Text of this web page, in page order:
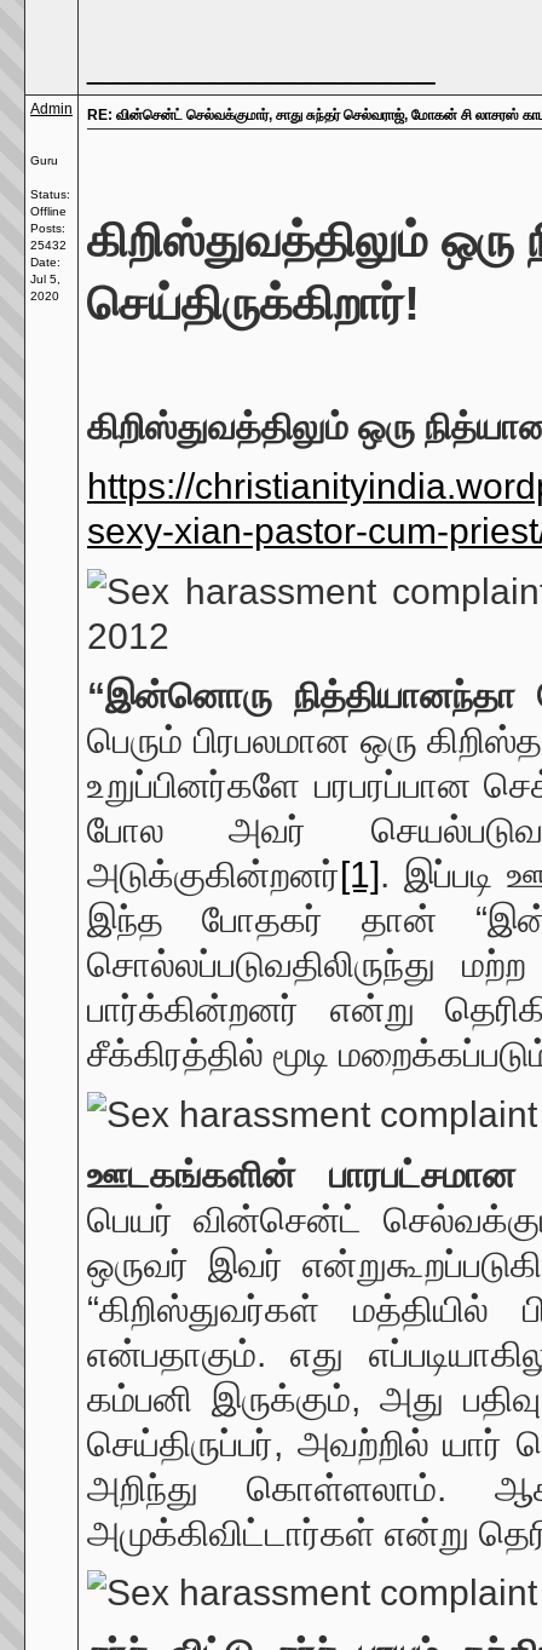
Admin
Guru
Status:
Offline
Posts:
25432
Date:
Jul 5,
2020
RE: வின்சென்ட் செல்வக்குமார், சாது சுந்தர் செல்வராஜ், மோகன் சி லாசரஸ்
கிறிஸ்துவத்திலும்
செய்திருக்கிறார்!
கிறிஸ்துவத்திலும் ஒரு
https://
sexy-xian-pastor-cum-
“இன்னொரு நித்தியானந்தா
பெரும் பிரபலமான ஒரு
உறுப்பினர்களே பரபரப்பான
போல அவர்
அடுக்குகின்றனர்[1]. இப்படி
இந்த போதகர் தான்
சொல்லப்படுவதிலிருந்து
பார்க்கின்றனர் என்று
சீக்கிரத்தில் மூடி
ஊடகங்களின் பாரபட்சமான
பெயர் வின்சென்ட்
ஒருவர் இவர்
“கிறிஸ்துவர்கள்
என்பதாகும். எது
கம்பனி இருக்கும், அது
செய்திருப்பர், அவற்றில்
அறிந்து கொள்ளலாம்.
அமுக்கிவிட்டார்கள் என்று